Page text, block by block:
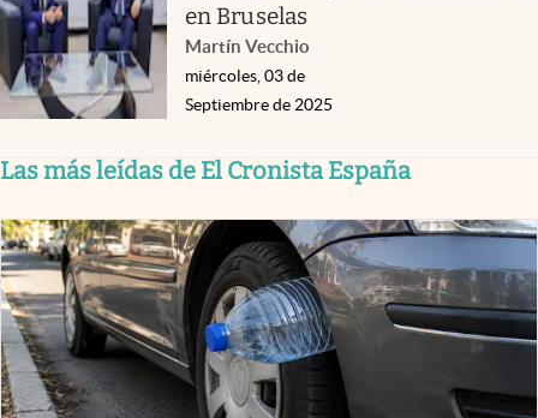
en Bruselas
Martín Vecchio
miércoles, 03 de
Septiembre de 2025
Las más leídas de El Cronista España